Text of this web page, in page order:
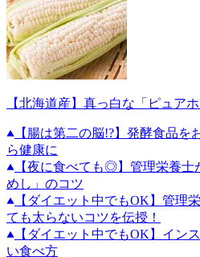
【北海道産】真っ白な「ピュア
【腸は第二の脳!?】発酵食品
ら健康に
【夜に食べても◎】管理栄養
めし」のコツ
【ダイエット中でもOK】管理
ても太らないコツを伝授！
【ダイエット中でもOK】イン
い食べ方